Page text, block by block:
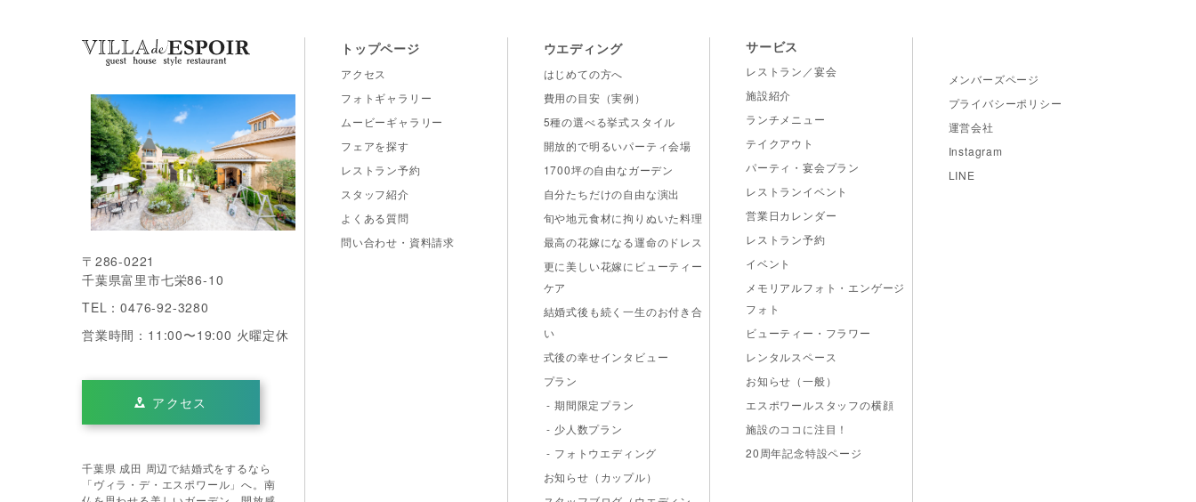
VILLA de ESPOIR
〒286-0221
千葉県富里市七栄86-10
TEL：0476-92-3280
営業時間：11:00〜19:00 火曜定休
アクセス
千葉県 成田 周辺で結婚式をするなら
「ヴィラ・デ・エスポワール」へ。南
トップページ
アクセス
フォトギャラリー
ムービーギャラリー
フェアを探す
レストラン予約
スタッフ紹介
よくある質問
問い合わせ・資料請求
ウエディング
はじめての方へ
費用の目安（実例）
5種の選べる挙式スタイル
開放的で明るいパーティ会場
1700坪の自由なガーデン
自分たちだけの自由な演出
旬や地元食材に拘りぬいた料理
最高の花嫁になる運命のドレス
更に美しい花嫁にビューティー
ケア
結婚式後も続く一生のお付き合
い
式後の幸せインタビュー
プラン
- 期間限定プラン
- 少人数プラン
- フォトウエディング
お知らせ（カップル）
サービス
レストラン／宴会
施設紹介
ランチメニュー
テイクアウト
パーティ・宴会プラン
レストランイベント
営業日カレンダー
レストラン予約
イベント
メモリアルフォト・エンゲージ
フォト
ビューティー・フラワー
レンタルスペース
お知らせ（一般）
エスポワールスタッフの横顔
施設のココに注目！
20周年記念特設ページ
メンバーズページ
プライバシーポリシー
運営会社
Instagram
LINE